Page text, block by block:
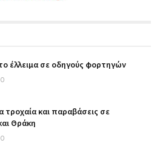
έλλειμα σε οδηγούς φορτηγών
τροχαία και παραβάσεις σε
Θράκη